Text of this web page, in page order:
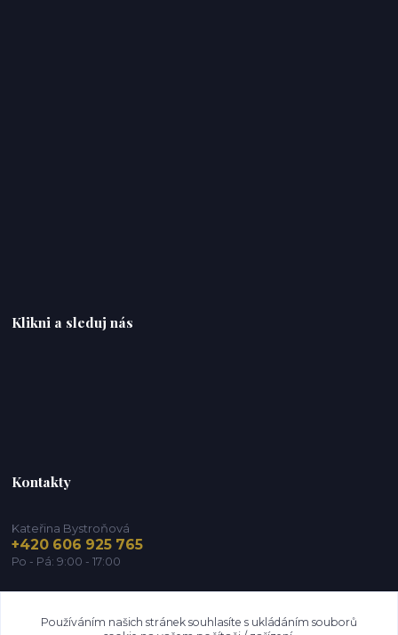
Klikni a sleduj nás
Kontakty
Kateřina Bystroňová
+420 606 925 765
Po - Pá: 9:00 - 17:00
Používáním našich stránek souhlasíte s ukládáním souborů